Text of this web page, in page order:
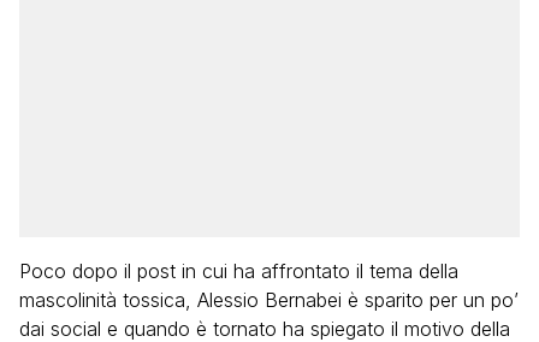
Poco dopo il post in cui ha affrontato il tema della
mascolinità tossica, Alessio Bernabei è sparito per un po’
dai social e quando è tornato ha spiegato il motivo della